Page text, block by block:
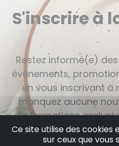
S'inscrire à
Restez informé(e)
événements,
en vous inscrivant à
manquez aucune
d'informations
dès
Ce site utilise des
sur ceux que vous